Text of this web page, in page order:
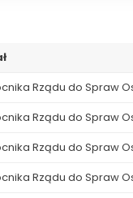
Rządu do Spraw
Rządu do Spraw
Rządu do Spraw
Rządu do Spraw